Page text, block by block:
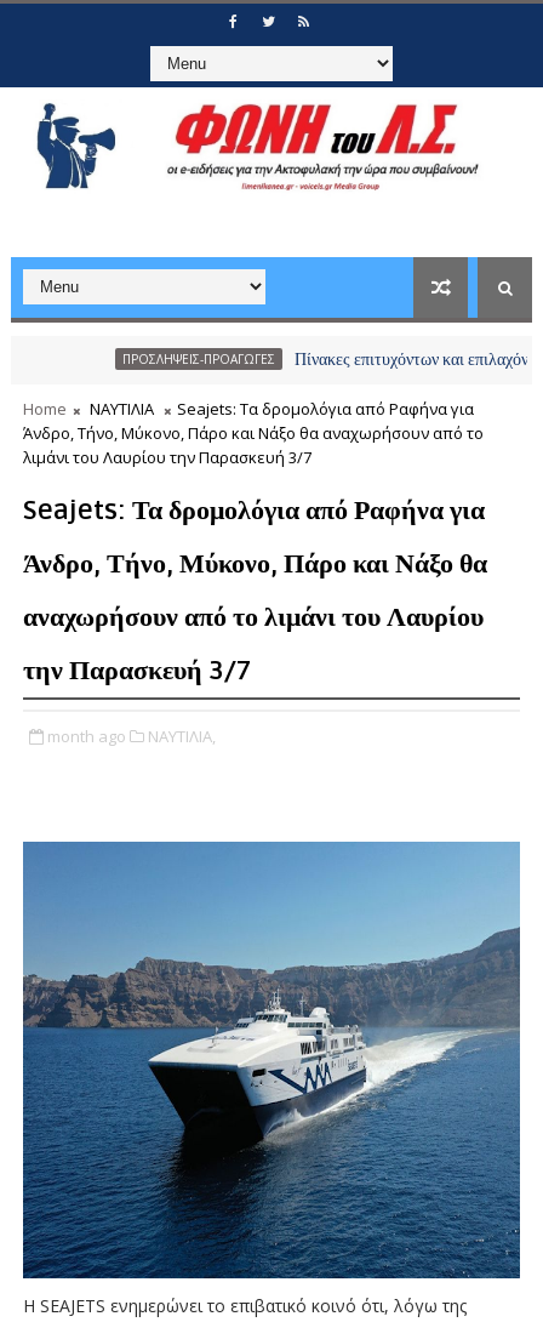
ΠΡΟΣΛΗΨΕΙΣ-ΠΡΟΑΓΩΓΕΣ Πίνακες επιτυχόντων και επιλαχόντων
Home ΝΑΥΤΙΛΙΑ
Seajets: Τα δρομολόγια από Ραφήνα για
Άνδρο, Τήνο, Μύκονο, Πάρο και Νάξο θα αναχωρήσουν από το
λιμάνι του Λαυρίου την Παρασκευή 3/7
Seajets: Τα δρομολόγια από Ραφήνα για
Άνδρο, Τήνο, Μύκονο, Πάρο και Νάξο θα
αναχωρήσουν από το λιμάνι του Λαυρίου
την Παρασκευή 3/7
month ago ΝΑΥΤΙΛΙΑ,
Η SEAJETS ενημερώνει το επιβατικό κοινό ότι, λόγω της